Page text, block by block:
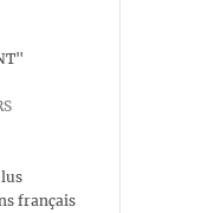
français